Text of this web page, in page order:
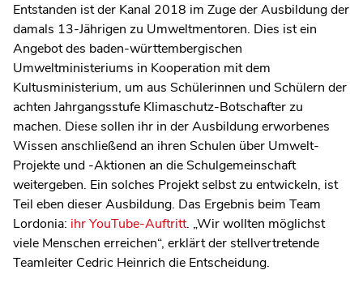
Entstanden ist der Kanal 2018 im Zuge der Ausbildung der
damals 13-Jährigen zu Umweltmentoren. Dies ist ein
Angebot des baden-württembergischen
Umweltministeriums in Kooperation mit dem
Kultusministerium, um aus Schülerinnen und Schülern der
achten Jahrgangsstufe Klimaschutz-Botschafter zu
machen. Diese sollen ihr in der Ausbildung erworbenes
Wissen anschließend an ihren Schulen über Umwelt-
Projekte und -Aktionen an die Schulgemeinschaft
weitergeben. Ein solches Projekt selbst zu entwickeln, ist
Teil eben dieser Ausbildung. Das Ergebnis beim Team
Lordonia: ihr YouTube-Auftritt. „Wir wollten möglichst
viele Menschen erreichen“, erklärt der stellvertretende
Teamleiter Cedric Heinrich die Entscheidung.